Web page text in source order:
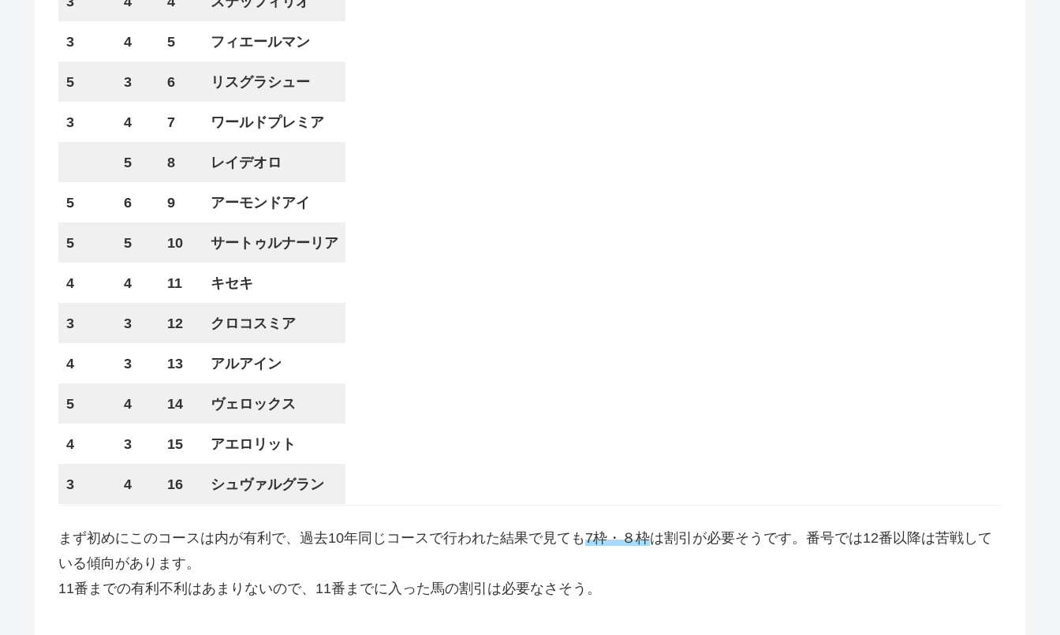
3 4 5 フィエールマン
5 3 6 リスグラシュー
3 4 7 ワールドプレミア
5 8 レイデオロ
5 6 9 アーモンドアイ
5 5 10 サートゥルナーリア
4 4 11 キセキ
3 3 12 クロコスミア
4 3 13 アルアイン
5 4 14 ヴェロックス
4 3 15 アエロリット
3 4 16 シュヴァルグラン
まず初めにこのコースは内が有利で、過去10年同じコースで行われた結果で見ても7枠・８枠は割引が必要そうです。番号では12番以降は苦戦して
いる傾向があります。
11番までの有利不利はあまりないので、11番までに入った馬の割引は必要なさそう。